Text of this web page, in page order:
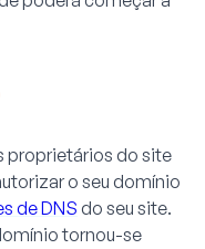
proprietários do site
o seu domínio
de DNSdo seu site.
tornou-se